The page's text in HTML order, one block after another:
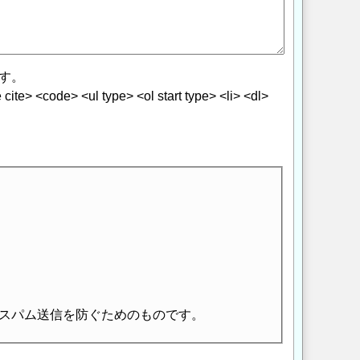
。
<code> <ul type> <ol start type> <li> <dl>
ム送信を防ぐためのものです。